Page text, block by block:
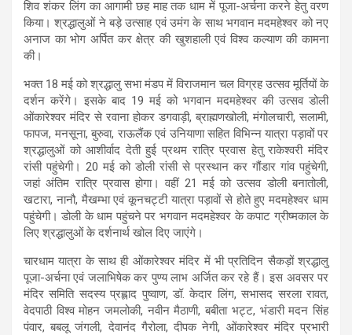
शिव शंकर लिंग का आगामी छह माह तक धाम में पूजा-अर्चना करने हेतु वरण
किया। श्रद्धालुओं ने बड़े उत्साह एवं उमंग के साथ भगवान मदमहेश्वर को नए
अनाज का भोग अर्पित कर क्षेत्र की खुशहाली एवं विश्व कल्याण की कामना
की।
भक्त 18 मई को श्रद्धालु सभा मंडप में विराजमान चल विग्रह उत्सव मूर्तियों के
दर्शन करेंगे। इसके बाद 19 मई को भगवान मदमहेश्वर की उत्सव डोली
ओंकारेश्वर मंदिर से रवाना होकर डगवाड़ी, ब्राह्मणखोली, मंगोलचारी, सलामी,
फापज, मनसूना, बुरुवा, राऊलैंक एवं उनियाणा सहित विभिन्न यात्रा पड़ावों पर
श्रद्धालुओं को आशीर्वाद देती हुई प्रथम रात्रि प्रवास हेतु राकेश्वरी मंदिर
रांसी पहुंचेगी। 20 मई को डोली रांसी से प्रस्थान कर गौंडार गांव पहुंचेगी,
जहां अंतिम रात्रि प्रवास होगा। वहीं 21 मई को उत्सव डोली बनातोली,
खटारा, नानौ, मैखम्भा एवं कूनचट्टी यात्रा पड़ावों से होते हुए मदमहेश्वर धाम
पहुंचेगी। डोली के धाम पहुंचने पर भगवान मदमहेश्वर के कपाट ग्रीष्मकाल के
लिए श्रद्धालुओं के दर्शनार्थ खोल दिए जाएंगे।
चारधाम यात्रा के साथ ही ओंकारेश्वर मंदिर में भी प्रतिदिन सैकड़ों श्रद्धालु
पूजा-अर्चना एवं जलाभिषेक कर पुण्य लाभ अर्जित कर रहे हैं। इस अवसर पर
मंदिर समिति सदस्य प्रह्लाद पुष्वाण, डॉ. केदार लिंग, सभासद सरला रावत,
वेदपाठी विश्व मोहन जमलोकी, नवीन मैठाणी, बबीता भट्ट, भंडारी मदन सिंह
पंवार, बबलू जंगली, देवानंद गैरोला, दीपक नेगी, ओंकारेश्वर मंदिर प्रभारी